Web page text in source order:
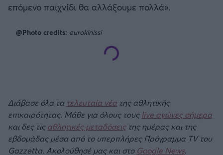
Μίλαν
Ίντερ
επόμενο παιχνίδι θα αλλάξουμε πολλά».
@Photo credits: eurokinissi
Διάβασε όλα τα τελευταία νέα της αθλητικής
επικαιρότητας. Μάθε για όλους τους live αγώνες σήμερα
και δες τιςαθλητικές μεταδόσειςτης ημέρας και της
εβδομάδας μέσα από το υπερπλήρες Πρόγραμμα TV του
Gazzetta. Ακολούθησέ μας και στο Google News.